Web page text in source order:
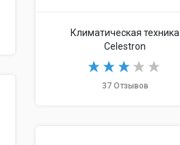
Климатическая техника
Celestron
37 Отзывов